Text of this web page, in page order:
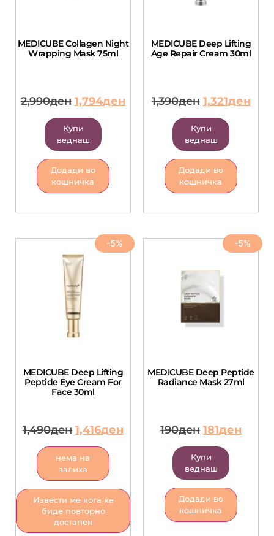
MEDICUBE Collagen Night
Wrapping Mask 75ml
2,990ден 1,794ден
Купи
веднаш
Додади во
кошничка
MEDICUBE Deep Lifting
Age Repair Cream 30ml
1,390ден 1,321ден
Купи
веднаш
Додади во
кошничка
-5%
MEDICUBE Deep Lifting
Peptide Eye Cream For
Face 30ml
1,490ден 1,416ден
нема на
залиха
Извести ме кога ќе
биде повторно
достапен
-5%
MEDICUBE Deep Peptide
Radiance Mask 27ml
190ден 181ден
Купи
веднаш
Додади во
кошничка